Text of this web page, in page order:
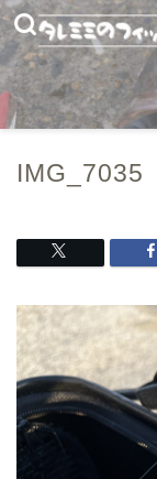
IMG_7035